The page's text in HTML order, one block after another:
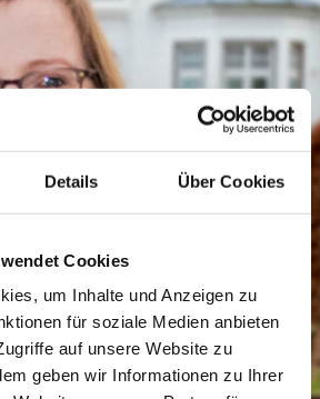
Details Über Cookies
Cookies
um Inhalte und Anzeigen zu
für soziale Medien anbieten
auf unsere Website zu
geben wir Informationen zu Ihrer